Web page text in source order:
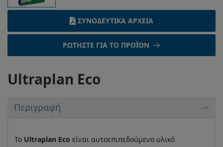
ΣΥΝΟΔΕΥΤΙΚΆ ΑΡΧΕΊΑ
ΡΩΤΉΣΤΕ ΓΙΑ ΤΟ ΠΡΟΪΌΝ
Ultraplan Eco
Περιγραφή
Το Ultraplan Eco είναι αυτοεπιπεδούμενο υλικό